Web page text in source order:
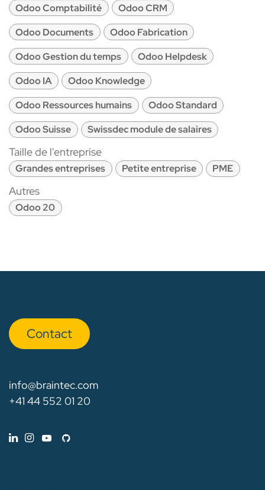
Odoo Comptabilité
Odoo CRM
Odoo Documents
Odoo Fabrication
Odoo Gestion du temps
Odoo Helpdesk
Odoo IA
Odoo Knowledge
Odoo Ressources humains
Odoo Standard
Odoo Suisse
Swissdec module de salaires
Taille de l'entreprise
Grandes entreprises Petite entreprise PME
Autres
Odoo 20
Con​​​​tact
info@braintec.com
+41 44 552 01 20